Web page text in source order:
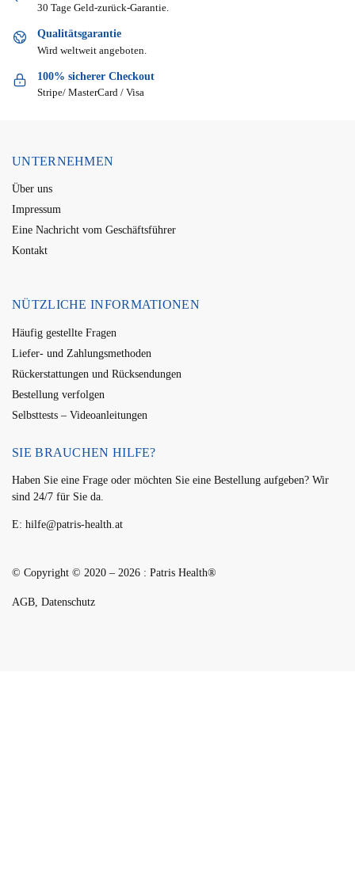
30 Tage Geld-zurück-Garantie.
Qualitätsgarantie
Wird weltweit angeboten.
100% sicherer Checkout
Stripe/ MasterCard / Visa
UNTERNEHMEN
Über uns
Impressum
Eine Nachricht vom Geschäftsführer
Kontakt
NÜTZLICHE INFORMATIONEN
Häufig gestellte Fragen
Liefer- und Zahlungsmethoden
Rückerstattungen und Rücksendungen
Bestellung verfolgen
Selbsttests – Videoanleitungen
SIE BRAUCHEN HILFE?
Haben Sie eine Frage oder möchten Sie eine Bestellung aufgeben? Wir
sind 24/7 für Sie da.
E: hilfe@patris-health.at
© Copyright © 2020 – 2026 : Patris Health®
AGB, Datenschutz